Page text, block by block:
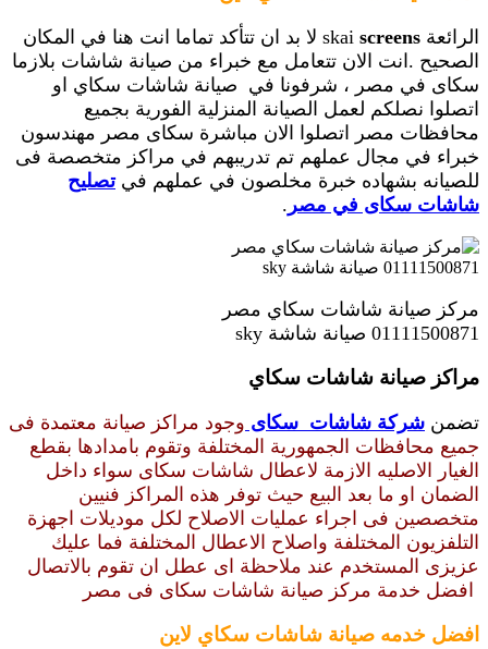
الرائعة skai screens
لا بد ان تتأكد تماما انت هنا في المكان
الصحيح .انت الان تتعامل مع خبراء من صيانة شاشات بلازما
سكاى في مصر ، شرفونا في صيانة شاشات سكاي او
اتصلوا نصلكم لعمل الصيانة المنزلية الفورية بجميع
محافظات مصر اتصلوا الان مباشرة سكاى مصر مهندسون
خبراء في مجال عملهم تم تدريبهم في مراكز متخصصة فى
للصيانه بشهاده خبرة مخلصون في عملهم فيتصليح
شاشات سكاى في مصر .
مركز صيانة شاشات سكاي مصر
01111500871 صيانة شاشة sky
مراكز صيانة شاشات سكاي
تضمن شركة شاشات سكاى وجود مراكز صيانة معتمدة فى
جميع محافظات الجمهورية المختلفة وتقوم بامدادها بقطع
الغيار الاصليه الازمة لاعطال شاشات سكاى سواء داخل
الضمان او ما بعد البيع حيث توفر هذه المراكز فنيين
متخصصين فى اجراء عمليات الاصلاح لكل موديلات اجهزة
التلفزيون المختلفة واصلاح الاعطال المختلفة فما عليك
عزيزى المستخدم عند ملاحظة اى عطل ان تقوم بالاتصال
افضل خدمة مركز صيانة شاشات سكاى فى مصر
افضل خدمه صيانة شاشات سكاي لاين